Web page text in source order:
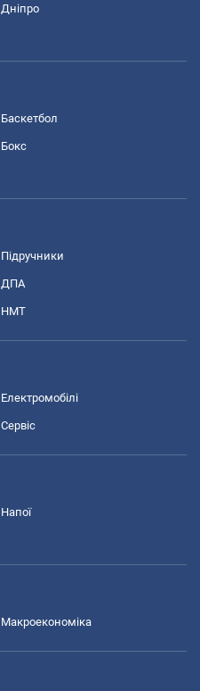
Дніпро
Баскетбол
Бокс
Підручники
ДПА
НМТ
Електромобілі
Сервіс
Напої
Макроекономіка